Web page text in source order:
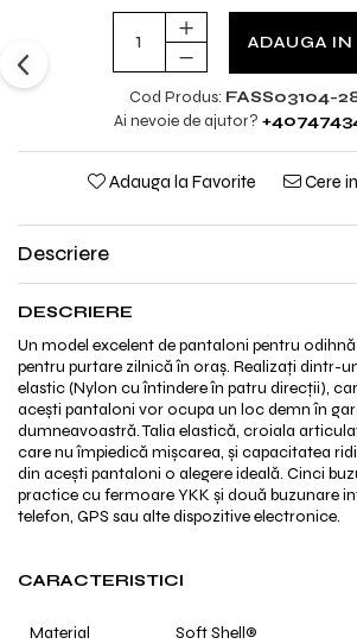
ADAUGA IN
Cod Produs: FASS03104-
Ai nevoie de ajutor?
Adauga la Favorite Cere
Descriere
DESCRIERE
Un model excelent de pantaloni pentru
pentru purtare zilnică în oraș. Realizați dintr-
elastic (Nylon cu întindere în patru direcții),
acești pantaloni vor ocupa un loc demn în
dumneavoastră. Talia elastică, croiala
care nu împiedică mișcarea, și capacitatea
din acești pantaloni o alegere ideală. Cinci
practice cu fermoare YKK și două buzunare
telefon, GPS sau alte dispozitive electronice.
CARACTERISTICI
Material
Soft Shell®